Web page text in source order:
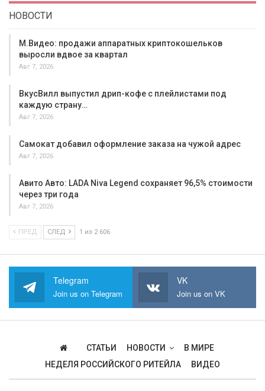
НОВОСТИ
М.Видео: продажи аппаратных криптокошельков
выросли вдвое за квартал
Авг 7, 2026
ВкусВилл выпустил дрип-кофе с плейлистами под
каждую страну…
Авг 7, 2026
Самокат добавил оформление заказа на чужой адрес
Авг 7, 2026
Авито Авто: LADA Niva Legend сохраняет 96,5% стоимости
через три года
Авг 7, 2026
ПРЕД СЛЕД 1 из 2 606
Telegram
Join us on Telegram
VK
Join us on VK
СТАТЬИ НОВОСТИ
В МИРЕ
НЕДЕЛЯ РОССИЙСКОГО РИТЕЙЛА
ВИДЕО